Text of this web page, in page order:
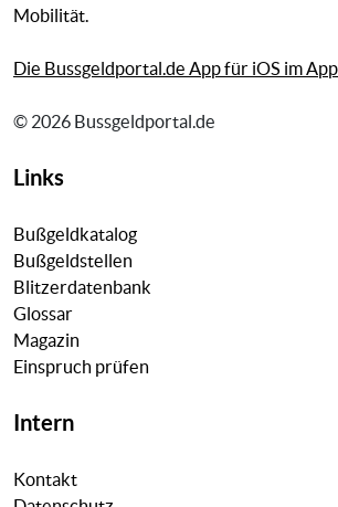
Mobilität.
Die Bussgeldportal.de App für iOS im
© 2026 Bussgeldportal.de
Links
Bußgeldkatalog
Bußgeldstellen
Blitzerdatenbank
Glossar
Magazin
Einspruch prüfen
Intern
Kontakt